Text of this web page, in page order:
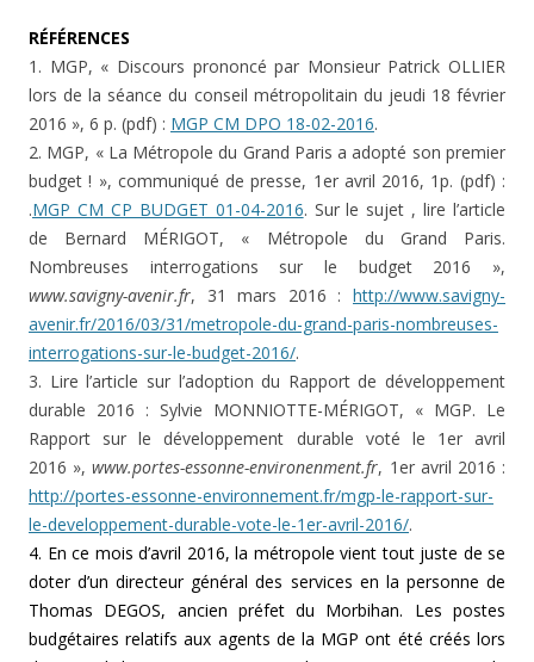
RÉFÉRENCES
1. MGP, « Discours prononcé par Monsieur Patrick OLLIER
lors de la séance du conseil métropolitain du jeudi 18 février
2016 », 6 p. (pdf) : MGP CM DPO 18-02-2016.
2. MGP, « La Métropole du Grand Paris a adopté son premier
budget ! », communiqué de presse, 1er avril 2016, 1p. (pdf) :
.MGP CM CP BUDGET 01-04-2016. Sur le sujet , lire l’article
de Bernard MÉRIGOT, « Métropole du Grand Paris.
Nombreuses interrogations sur le budget 2016 »,
www.savigny-avenir.fr, 31 mars 2016 : http://www.savigny-
avenir.fr/2016/03/31/metropole-du-grand-paris-nombreuses-
interrogations-sur-le-budget-2016/.
3. Lire l’article sur l’adoption du Rapport de développement
durable 2016 : Sylvie MONNIOTTE-MÉRIGOT, « MGP. Le
Rapport sur le développement durable voté le 1er avril
2016 »,www.portes-essonne-environenment.fr, 1er avril 2016 :
http://portes-essonne-environnement.fr/mgp-le-rapport-sur-
le-developpement-durable-vote-le-1er-avril-2016/.
4. En ce mois d’avril 2016, la métropole vient tout juste de se
doter d’un directeur général des services en la personne de
Thomas DEGOS, ancien préfet du Morbihan. Les postes
budgétaires relatifs aux agents de la MGP ont été créés lors